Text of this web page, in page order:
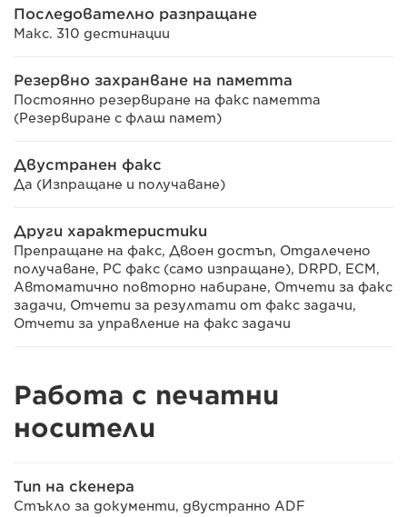
Последователно разпращане
Макс. 310 дестинации
Резервно захранване на паметта
Постоянно резервиране на факс паметта
(Резервиране с флаш памет)
Двустранен факс
Да (Изпращане и получаване)
Други характеристики
Препращане на факс, Двоен достъп, Отдалечено
получаване, PC факс (само изпращане), DRPD, ECM,
Автоматично повторно набиране, Отчети за факс
задачи, Отчети за резултати от факс задачи,
Отчети за управление на факс задачи
Работа с печатни
носители
Тип на скенера
Стъкло за документи, двустранно ADF